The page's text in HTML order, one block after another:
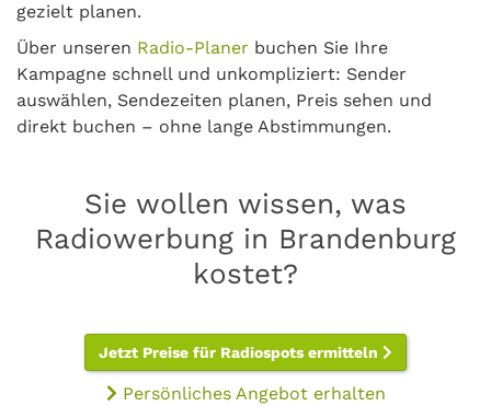
gezielt planen.
Über unseren Radio-Planer buchen Sie Ihre
Kampagne schnell und unkompliziert: Sender
auswählen, Sendezeiten planen, Preis sehen und
direkt buchen – ohne lange Abstimmungen.
Sie wollen wissen, was
Radiowerbung in Brandenburg
kostet?
Jetzt Preise für Radiospots ermitteln
Persönliches Angebot erhalten